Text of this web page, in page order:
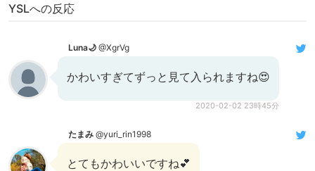
YSLへの反応
Luna🌙 @XgrVg
かわいすぎてずっと見て入られますね😍
2020-02-02 23時45分
たまみ @yuri_rin1998
とてもかわいいですね💕